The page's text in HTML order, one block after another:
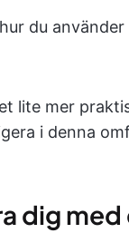
du
lite mer
i denna
dig